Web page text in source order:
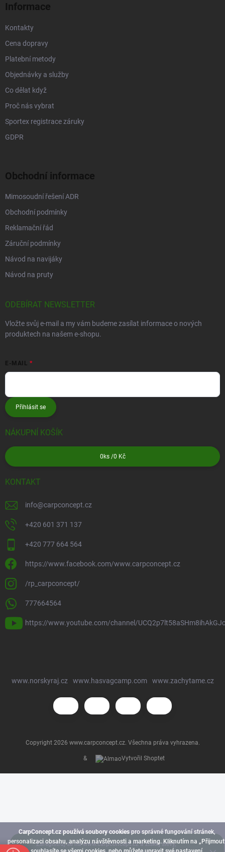
CarpConcept.cz používá soubory cookies pro správné fungování stránek,
personalizaci obsahu, analýzu návštěvnosti a marketing. Kliknutím na
Zaregistruj se na www.carpconcept.cz a získej slevy,
Informace
Kontakty
Cena dopravy
Platební metody
Objednávky a služby
Co dělat když
Proč nás vybrat
Sportex registrace záruky
GDPR
Obchodní informace
Mimosoudní řešení ADR
Obchodní podmínky
Reklamační řád
Záruční podmínky
Návod na navijáky
Návod na pruty
ODEBÍRAT NEWSLETTER
Vložte svůj e-mail a my vám budeme zasílat informace o nových
produktech na našem e-shopu.
E-MAIL
Přihlásit se
NÁKUPNÍ KOŠÍK
0 ks /0 Kč
KONTAKT
info@carpconcept.cz
+420 601 371 137
+420 777 664 564
https://www.facebook.com/www.carpconcept.cz
/rp_carpconcept/
777664564
https://www.youtube.com/channel/
www.norskyraj.cz www.hasvagcamp.com www.zachytame.cz
& Vytvořil Shoptet
Copyright 2026 www.carpconcept.cz. Všechna práva vyhrazena.